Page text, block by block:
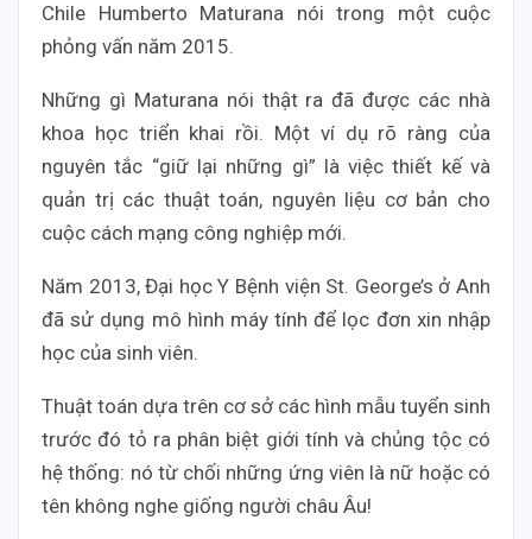
Chile Humberto Maturana nói trong một cuộc
phỏng vấn năm 2015.
Những gì Maturana nói thật ra đã được các nhà
khoa học triển khai rồi. Một ví dụ rõ ràng của
nguyên tắc “giữ lại những gì” là việc thiết kế và
quản trị các thuật toán, nguyên liệu cơ bản cho
cuộc cách mạng công nghiệp mới.
Năm 2013, Đại học Y Bệnh viện St. George’s ở Anh
đã sử dụng mô hình máy tính để lọc đơn xin nhập
học của sinh viên.
Thuật toán dựa trên cơ sở các hình mẫu tuyển sinh
trước đó tỏ ra phân biệt giới tính và chủng tộc có
hệ thống: nó từ chối những ứng viên là nữ hoặc có
tên không nghe giống người châu Âu!